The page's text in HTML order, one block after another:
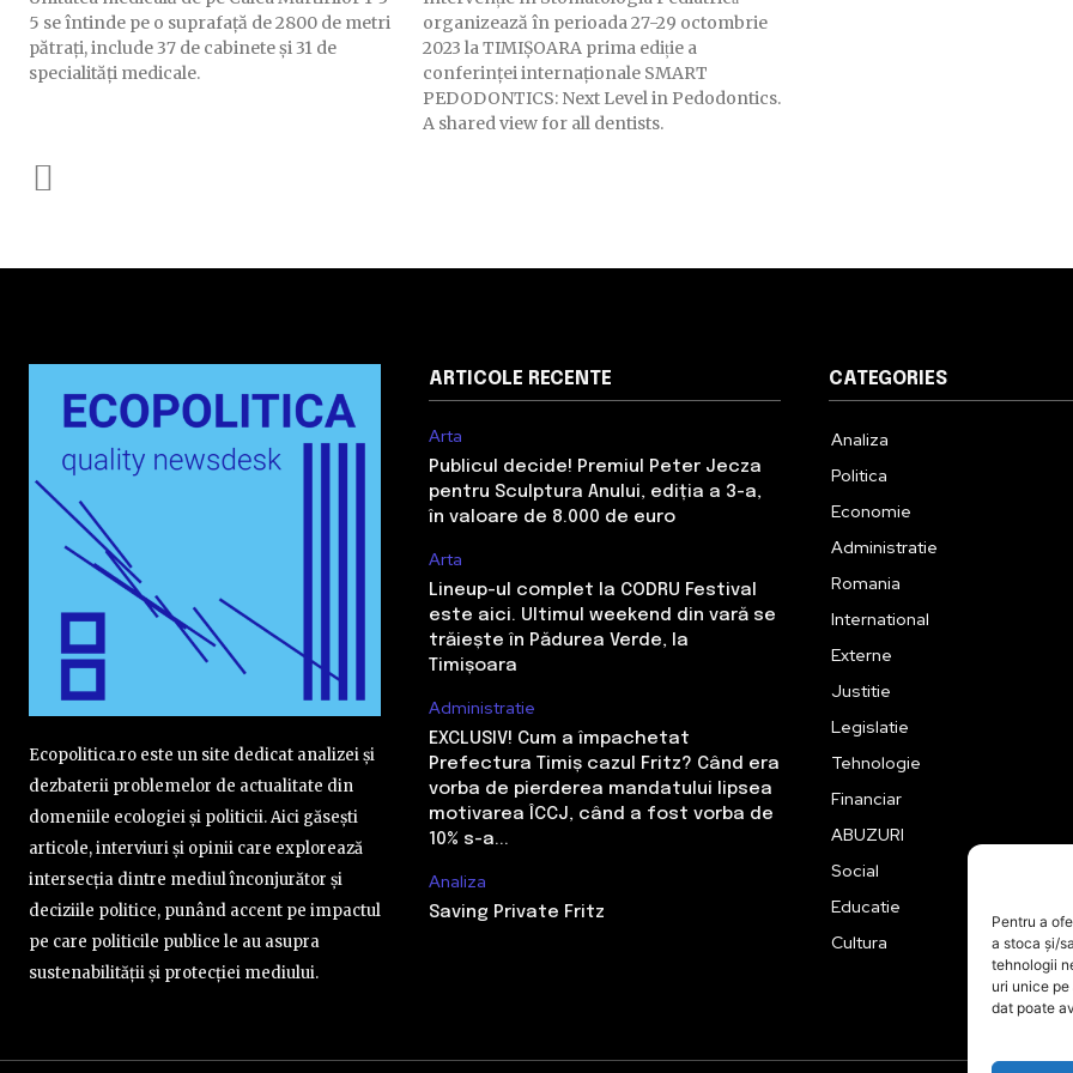
Pentru a
a stoca și/
tehnologii
uri unice
dat poate
5 se întinde pe o suprafață de 2800 de metri
pătrați, include 37 de cabinete și 31 de
specialități medicale.
organizează în perioada 27-29 octombrie
2023 la TIMIȘOARA prima ediție a
conferinței internaționale SMART
PEDODONTICS: Next Level in Pedodontics.
A shared view for all dentists.
Ecopolitica.ro este un site dedicat analizei și
dezbaterii problemelor de actualitate din
domeniile ecologiei și politicii. Aici găsești
articole, interviuri și opinii care explorează
intersecția dintre mediul înconjurător și
deciziile politice, punând accent pe impactul
pe care politicile publice le au asupra
sustenabilității și protecției mediului.
ARTICOLE RECENTE
Arta
Publicul decide! Premiul Peter Jecza
pentru Sculptura Anului, ediția a 3-a,
în valoare de 8.000 de euro
Arta
Lineup-ul complet la CODRU Festival
este aici. Ultimul weekend din vară se
trăiește în Pădurea Verde, la
Timișoara
Administratie
EXCLUSIV! Cum a împachetat
Prefectura Timiș cazul Fritz? Când era
vorba de pierderea mandatului lipsea
motivarea ÎCCJ, când a fost vorba de
10% s-a...
Analiza
Saving Private Fritz
CATEGORIES
Analiza
Politica
Economie
Administratie
Romania
International
Externe
Justitie
Legislatie
Tehnologie
Financiar
ABUZURI
Social
Educatie
Cultura